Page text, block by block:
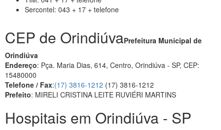
Sercontel: 043 + 17 + telefone
CEP de OrindiúvaPrefeitura Municipal de
Orindiúva
Endereço: Pça. Maria Dias, 614, Centro, Orindiúva - SP, CEP:
15480000
Telefone / Fax:(17) 3816-1212 (17) 3816-1212
Prefeito: MIRELI CRISTINA LEITE RUVIÉRI MARTINS
Hospitais em Orindiúva - SP